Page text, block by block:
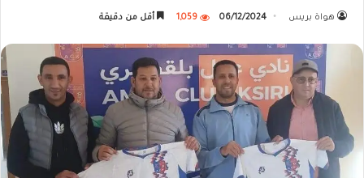
هواة بريس 06/12/2024
1,059 أقل من دقيقة